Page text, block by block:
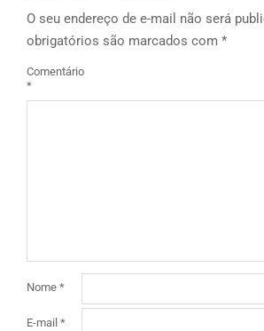
O seu endereço de e-mail não será
obrigatórios são marcados com *
Comentário
*
Nome *
E-mail *